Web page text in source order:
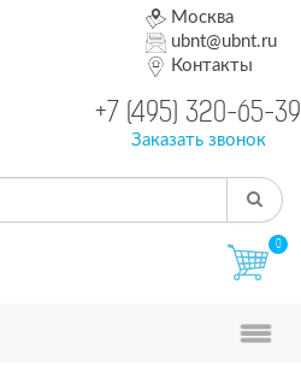
Москва
ubnt@ubnt.ru
Контакты
+7 (495) 320-65-39
Заказать звонок
0